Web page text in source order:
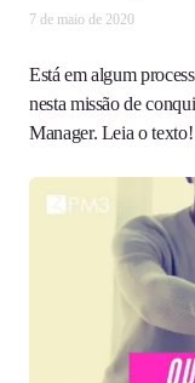
7 de maio de 2020
Está em algum
nesta missão de
Manager. Leia o texto!